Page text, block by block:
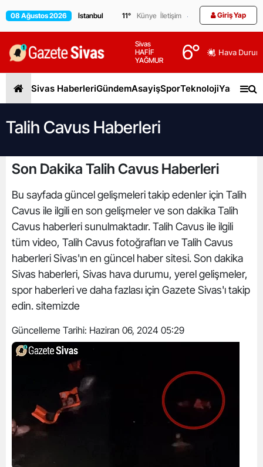
08 Ağustos 2026 11° Künye İletişim Giriş Yap
Sivas
HAFİF
YAĞMUR
6° Hava
Sivas HaberleriGündemAsayişSporTeknolojiYaşam
Talih Cavus Haberleri
Son Dakika Talih Cavus Haberleri
Bu sayfada güncel gelişmeleri takip edenler için Talih
Cavus ile ilgili en son gelişmeler ve son dakika Talih
Cavus haberleri sunulmaktadır. Talih Cavus ile ilgili
tüm video, Talih Cavus fotoğrafları ve Talih Cavus
haberleri Sivas'ın en güncel haber sitesi. Son dakika
Sivas haberleri, Sivas hava durumu, yerel gelişmeler,
spor haberleri ve daha fazlası için Gazete Sivas'ı takip
edin. sitemizde
Güncelleme Tarihi: Haziran 06, 2024 05:29